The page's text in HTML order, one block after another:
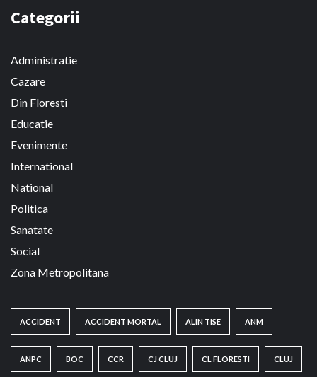
Categorii
Administratie
Cazare
Din Floresti
Educatie
Evenimente
International
National
Politica
Sanatate
Social
Zona Metropolitana
ACCIDENT ACCIDENT MORTAL ALIN TISE ANM
ANPC BOC CCR CJ CLUJ CL FLORESTI CLUJ